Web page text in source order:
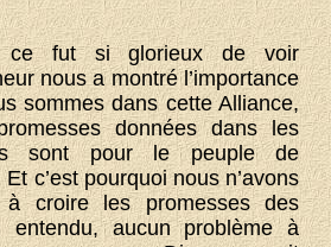
ce fut si glorieux de voir
nous a montré l’importance
sommes dans cette Alliance,
données dans les
sont pour le peuple de
Et c’est pourquoi nous n’avons
à croire les promesses des
entendu, aucun problème à